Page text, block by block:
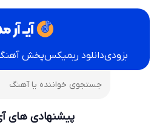
بزودیدانلود ریمیکسپخش
پیشنهادی های